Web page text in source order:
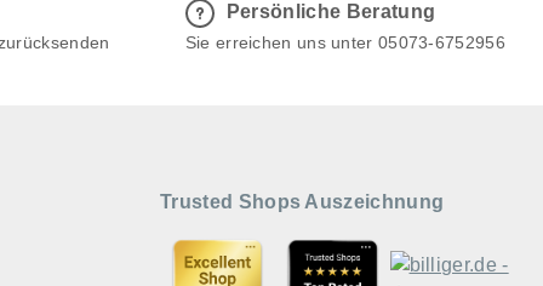
Persönliche Beratung
Sie erreichen uns unter 05073-6752956
Trusted Shops Auszeichnung